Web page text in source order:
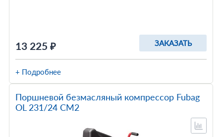
13 225 ₽ ЗАКАЗАТЬ
+ Подробнее
Поршневой безмасляный компрессор Fubag
OL 231/24 CM2